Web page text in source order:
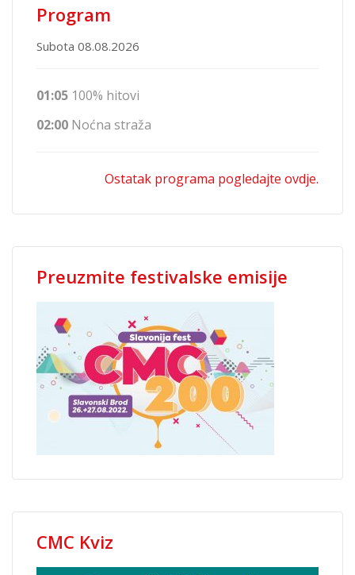
Program
Subota 08.08.2026
01:05 100% hitovi
02:00 Noćna straža
Ostatak programa pogledajte ovdje.
Preuzmite festivalske emisije
CMC Kviz